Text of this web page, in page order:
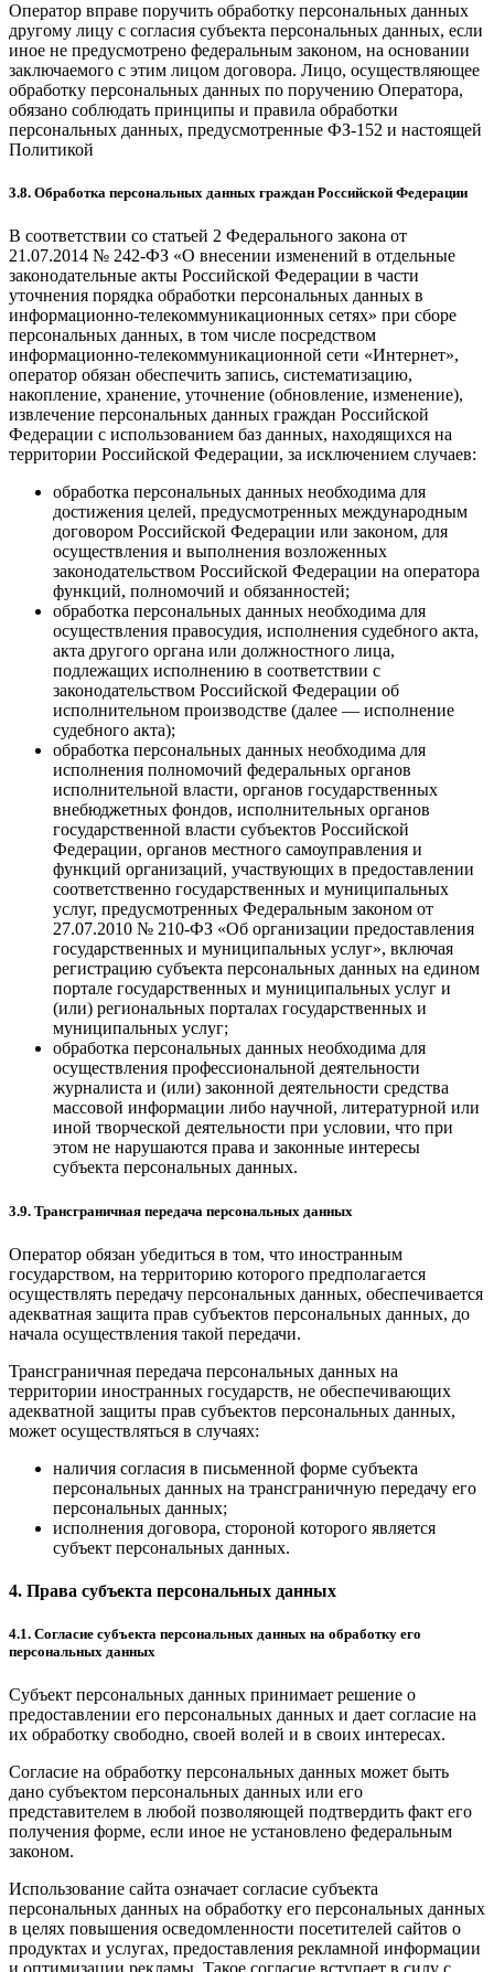
Оператор вправе поручить обработку персональных данных
другому лицу с согласия субъекта персональных данных, если
иное не предусмотрено федеральным законом, на основании
заключаемого с этим лицом договора. Лицо, осуществляющее
обработку персональных данных по поручению Оператора,
обязано соблюдать принципы и правила обработки
персональных данных, предусмотренные ФЗ-152 и настоящей
Политикой
3.8. Обработка персональных данных граждан Российской Федерации
В соответствии со статьей 2 Федерального закона от
21.07.2014 № 242-ФЗ «О внесении изменений в отдельные
законодательные акты Российской Федерации в части
уточнения порядка обработки персональных данных в
информационно-телекоммуникационных сетях» при сборе
персональных данных, в том числе посредством
информационно-телекоммуникационной сети «Интернет»,
оператор обязан обеспечить запись, систематизацию,
накопление, хранение, уточнение (обновление, изменение),
извлечение персональных данных граждан Российской
Федерации с использованием баз данных, находящихся на
территории Российской Федерации, за исключением случаев:
обработка персональных данных необходима для
достижения целей, предусмотренных международным
договором Российской Федерации или законом, для
осуществления и выполнения возложенных
законодательством Российской Федерации на оператора
функций, полномочий и обязанностей;
обработка персональных данных необходима для
осуществления правосудия, исполнения судебного акта,
акта другого органа или должностного лица,
подлежащих исполнению в соответствии с
законодательством Российской Федерации об
исполнительном производстве (далее — исполнение
судебного акта);
обработка персональных данных необходима для
исполнения полномочий федеральных органов
исполнительной власти, органов государственных
внебюджетных фондов, исполнительных органов
государственной власти субъектов Российской
Федерации, органов местного самоуправления и
функций организаций, участвующих в предоставлении
соответственно государственных и муниципальных
услуг, предусмотренных Федеральным законом от
27.07.2010 № 210-ФЗ «Об организации предоставления
государственных и муниципальных услуг», включая
регистрацию субъекта персональных данных на едином
портале государственных и муниципальных услуг и
(или) региональных порталах государственных и
муниципальных услуг;
обработка персональных данных необходима для
осуществления профессиональной деятельности
журналиста и (или) законной деятельности средства
массовой информации либо научной, литературной или
иной творческой деятельности при условии, что при
этом не нарушаются права и законные интересы
субъекта персональных данных.
3.9. Трансграничная передача персональных данных
Оператор обязан убедиться в том, что иностранным
государством, на территорию которого предполагается
осуществлять передачу персональных данных, обеспечивается
адекватная защита прав субъектов персональных данных, до
начала осуществления такой передачи.
Трансграничная передача персональных данных на
территории иностранных государств, не обеспечивающих
адекватной защиты прав субъектов персональных данных,
может осуществляться в случаях:
наличия согласия в письменной форме субъекта
персональных данных на трансграничную передачу его
персональных данных;
исполнения договора, стороной которого является
субъект персональных данных.
4. Права субъекта персональных данных
4.1. Согласие субъекта персональных данных на обработку его
персональных данных
Субъект персональных данных принимает решение о
предоставлении его персональных данных и дает согласие на
их обработку свободно, своей волей и в своих интересах.
Согласие на обработку персональных данных может быть
дано субъектом персональных данных или его
представителем в любой позволяющей подтвердить факт его
получения форме, если иное не установлено федеральным
законом.
Использование сайта означает согласие субъекта
персональных данных на обработку его персональных данных
в целях повышения осведомленности посетителей сайтов о
продуктах и услугах, предоставления рекламной информации